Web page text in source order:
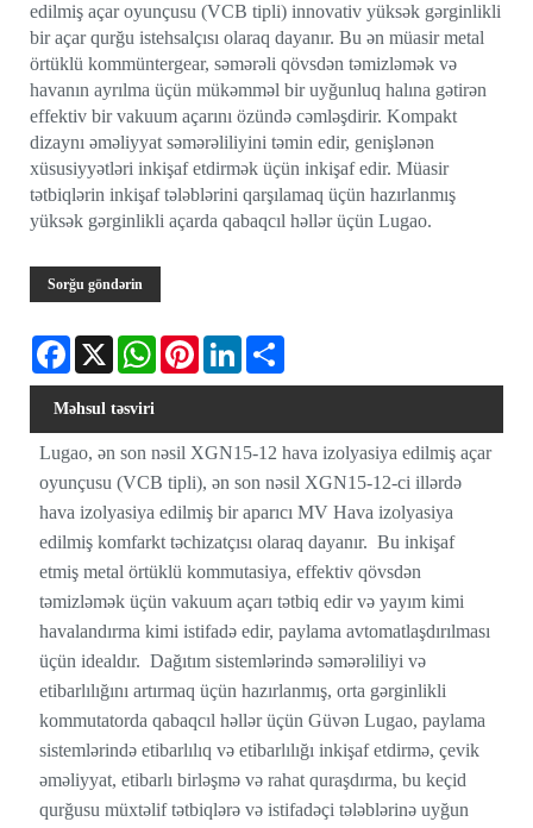
edilmiş açar oyunçusu (VCB tipli) innovativ yüksək gərginlikli
bir açar qurğu istehsalçısı olaraq dayanır. Bu ən müasir metal
örtüklü kommüntergear, səmərəli qövsdən təmizləmək və
havanın ayrılma üçün mükəmməl bir uyğunluq halına gətirən
effektiv bir vakuum açarını özündə cəmləşdirir. Kompakt
dizaynı əməliyyat səmərəliliyini təmin edir, genişlənən
xüsusiyyətləri inkişaf etdirmək üçün inkişaf edir. Müasir
tətbiqlərin inkişaf tələblərini qarşılamaq üçün hazırlanmış
yüksək gərginlikli açarda qabaqcıl həllər üçün Lugao.
Sorğu göndərin
Facebook
X WhatsAppPinterestLinkedIn
Məhsul təsviri
Lugao, ən son nəsil XGN15-12 hava izolyasiya edilmiş açar
oyunçusu (VCB tipli), ən son nəsil XGN15-12-ci illərdə
hava izolyasiya edilmiş bir aparıcı MV Hava izolyasiya
edilmiş komfarkt təchizatçısı olaraq dayanır. Bu inkişaf
etmiş metal örtüklü kommutasiya, effektiv qövsdən
təmizləmək üçün vakuum açarı tətbiq edir və yayım kimi
havalandırma kimi istifadə edir, paylama avtomatlaşdırılması
üçün idealdır. Dağıtım sistemlərində səmərəliliyi və
etibarlılığını artırmaq üçün hazırlanmış, orta gərginlikli
kommutatorda qabaqcıl həllər üçün Güvən Lugao, paylama
sistemlərində etibarlılıq və etibarlılığı inkişaf etdirmə, çevik
əməliyyat, etibarlı birləşmə və rahat quraşdırma, bu keçid
qurğusu müxtəlif tətbiqlərə və istifadəçi tələblərinə uyğun